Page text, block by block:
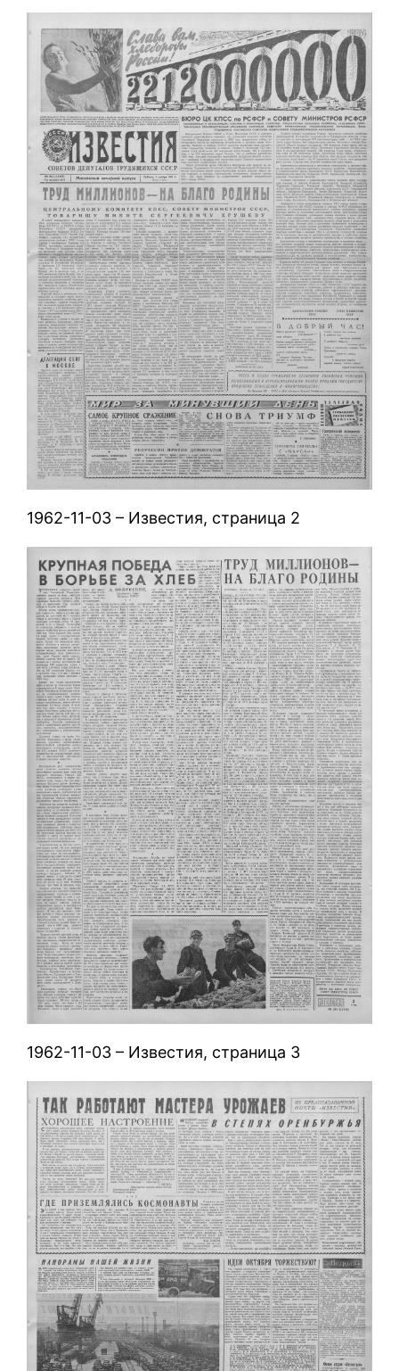
1962-11-03 – Известия, страница 2
1962-11-03 – Известия, страница 3